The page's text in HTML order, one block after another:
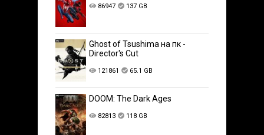
86947 137 GB
Ghost of Tsushima на пк -
Director's Cut
121861 65.1 GB
DOOM: The Dark Ages
82813 118 GB